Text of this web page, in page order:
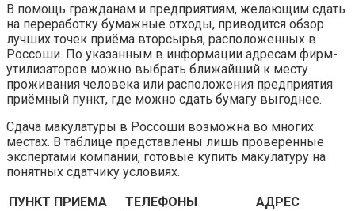
В помощь гражданам и предприятиям, желающим сдать
на переработку бумажные отходы, приводится обзор
лучших точек приёма вторсырья, расположенных в
Россоши. По указанным в информации адресам фирм-
утилизаторов можно выбрать ближайший к месту
проживания человека или расположения предприятия
приёмный пункт, где можно сдать бумагу выгоднее.
Сдача макулатуры в Россоши возможна во многих
местах. В таблице представлены лишь проверенные
экспертами компании, готовые купить макулатуру на
понятных сдатчику условиях.
ПУНКТ ПРИЕМА
ТЕЛЕФОНЫ
АДРЕС